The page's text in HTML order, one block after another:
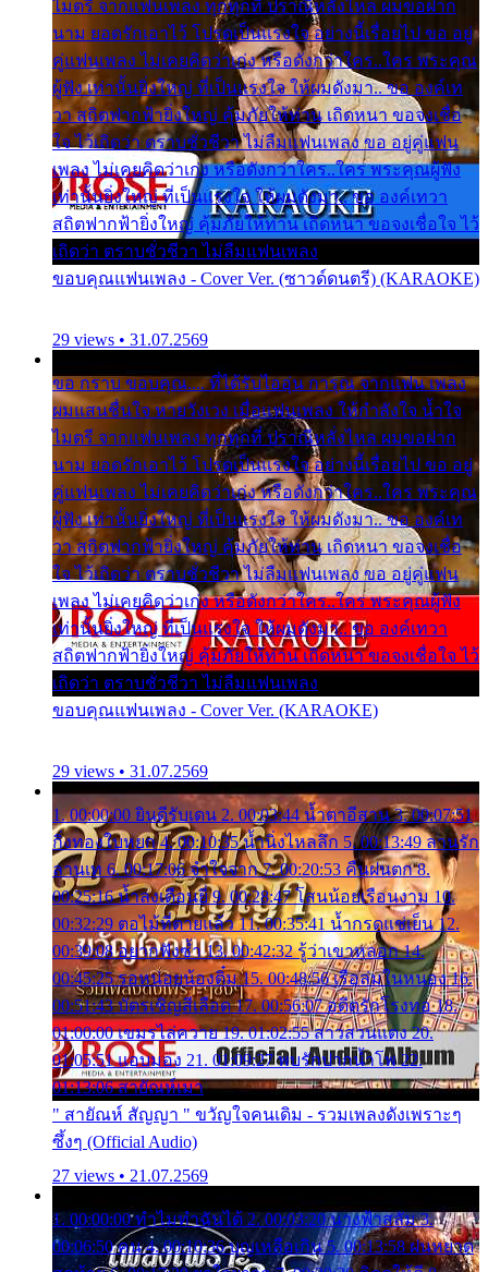
ไมตรี จากแฟนเพลง ทุกทุกที่ ปราณีหลั่งไหล ผมขอฝาก
นาม ยอดรักเอาไว้ โปรดเป็นแรงใจ อย่างนี้เรื่อยไป ขอ อยู่
คู่แฟนเพลง ไม่เคยคิดว่าเก่ง หรือดังกว่าใคร..ใคร พระคุณ
ผู้ฟัง เท่านั้นยิ่งใหญ่ ที่เป็นแรงใจ ให้ผมดังมา.. ขอ องค์เท
วา สถิตฟากฟ้ายิ่งใหญ่ คุ้มภัยให้ท่าน เถิดหนา ขอจงเชื่อ
ใจ ไว้เถิดว่า ตราบชั่วชีวา ไม่ลืมแฟนเพลง ขอ อยู่คู่แฟน
เพลง ไม่เคยคิดว่าเก่ง หรือดังกว่าใคร..ใคร พระคุณผู้ฟัง
เท่านั้นยิ่งใหญ่ ที่เป็นแรงใจ ให้ผมดังมา.. ขอ องค์เทวา
สถิตฟากฟ้ายิ่งใหญ่ คุ้มภัยให้ท่าน เถิดหนา ขอจงเชื่อใจ ไว้
เถิดว่า ตราบชั่วชีวา ไม่ลืมแฟนเพลง
ขอบคุณแฟนเพลง - Cover Ver. (ซาวด์ดนตรี) (KARAOKE)
29 views • 31.07.2569
ขอ กราบ ขอบคุณ.... ที่ได้รับไออุ่น การุณ จากแฟน เพลง
ผมแสนชื่นใจ หายวังเวง เมื่อแฟนเพลง ให้กำลังใจ น้ำใจ
ไมตรี จากแฟนเพลง ทุกทุกที่ ปราณีหลั่งไหล ผมขอฝาก
นาม ยอดรักเอาไว้ โปรดเป็นแรงใจ อย่างนี้เรื่อยไป ขอ อยู่
คู่แฟนเพลง ไม่เคยคิดว่าเก่ง หรือดังกว่าใคร..ใคร พระคุณ
ผู้ฟัง เท่านั้นยิ่งใหญ่ ที่เป็นแรงใจ ให้ผมดังมา.. ขอ องค์เท
วา สถิตฟากฟ้ายิ่งใหญ่ คุ้มภัยให้ท่าน เถิดหนา ขอจงเชื่อ
ใจ ไว้เถิดว่า ตราบชั่วชีวา ไม่ลืมแฟนเพลง ขอ อยู่คู่แฟน
เพลง ไม่เคยคิดว่าเก่ง หรือดังกว่าใคร..ใคร พระคุณผู้ฟัง
เท่านั้นยิ่งใหญ่ ที่เป็นแรงใจ ให้ผมดังมา.. ขอ องค์เทวา
สถิตฟากฟ้ายิ่งใหญ่ คุ้มภัยให้ท่าน เถิดหนา ขอจงเชื่อใจ ไว้
เถิดว่า ตราบชั่วชีวา ไม่ลืมแฟนเพลง
ขอบคุณแฟนเพลง - Cover Ver. (KARAOKE)
29 views • 31.07.2569
1. 00:00:00 ยินดีรับเดน 2. 00:03:44 น้ำตาอีสาน 3. 00:07:51
กิ่งทองใบหยก 4. 00:10:35 น้ำนิ่งไหลลึก 5. 00:13:49 ลานรัก
ลานเท 6. 00:17:06 จำใจจาก 7. 00:20:53 คืนฝนตก 8.
00:25:16 น้ำลงเดือนยี่ 9. 00:28:47 โสนน้อยเรือนงาม 10.
00:32:29 ตอไม้ที่ตายแล้ว 11. 00:35:41 น้ำกรดแช่เย็น 12.
00:39:08 อยากฟังซ้ำ 13. 00:42:32 รู้ว่าเขาหลอก 14.
00:45:25 รอหน่อยน้องติ๋ม 15. 00:48:56 เรือล่มในหนอง 16.
00:51:43 บัตรเชิญสีเลือด 17. 00:56:07 อดีตรักโรงทอ 18.
01:00:00 เขมรไล่ควาย 19. 01:02:55 สาวสวนแตง 20.
01:05:51 แอบมอง 21. 01:09:27 พบรักปากน้ำโพ 22.
01:13:06 สายัณห์เมา
" สายัณห์ สัญญา " ขวัญใจคนเดิม - รวมเพลงดังเพราะๆ
ซึ้งๆ (Official Audio)
27 views • 21.07.2569
1. 00:00:00 ทำไมทำฉันได้ 2. 00:03:20 นางฟ้าสลัม 3.
00:06:50 คน 4. 00:10:36 บุญเหลือเกิน 5. 00:13:58 ฝนหยาด